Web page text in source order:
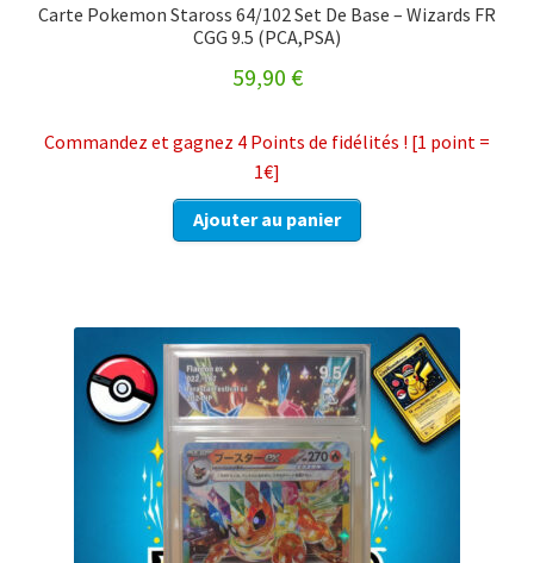
Carte Pokemon Staross 64/102 Set De Base – Wizards FR
CGG 9.5 (PCA,PSA)
59,90 €
Commandez et gagnez 4 Points de fidélités ! [1 point =
1€]
Ajouter au panier